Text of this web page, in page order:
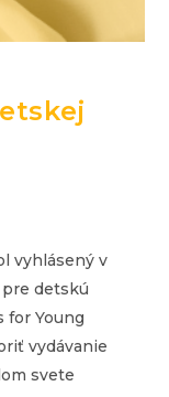
vyhlásený v
detskú
for Young
vydávanie
svete